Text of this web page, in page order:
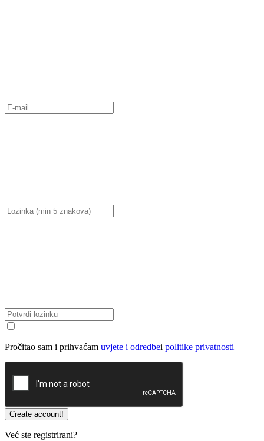
Pročitao sam i prihvaćam uvjete i odredbei politike privatnosti
Već ste registrirani?